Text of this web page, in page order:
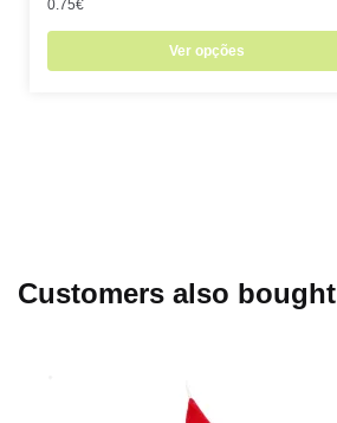
0.75€
Ver opções
Customers also bought